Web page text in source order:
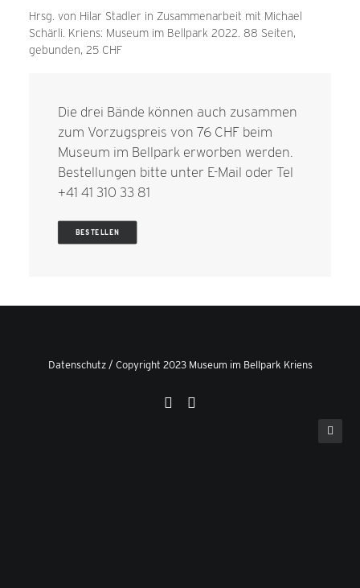
Hrsg. von Hilar Stadler in Zusammenarbeit mit Michael
Schärli. Kriens: Museum im Bellpark 2022. 88 Seiten,
gebunden, 25 CHF
Die drei Bände können auch zusammen
zum Vorzugspreis von 76 CHF beim
Museum im Bellpark erworben werden.
Bestellungen bitte unter E-Mail oder Tel
+41 41 310 33 81
BESTELLEN
Datenschutz/ Copyright 2023 Museum im Bellpark Kriens